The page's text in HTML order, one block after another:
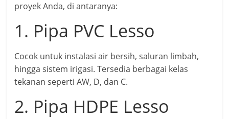
proyek Anda, di antaranya:
1. Pipa PVC Lesso
Cocok untuk instalasi air bersih, saluran limbah,
hingga sistem irigasi. Tersedia berbagai kelas
tekanan seperti AW, D, dan C.
2. Pipa HDPE Lesso